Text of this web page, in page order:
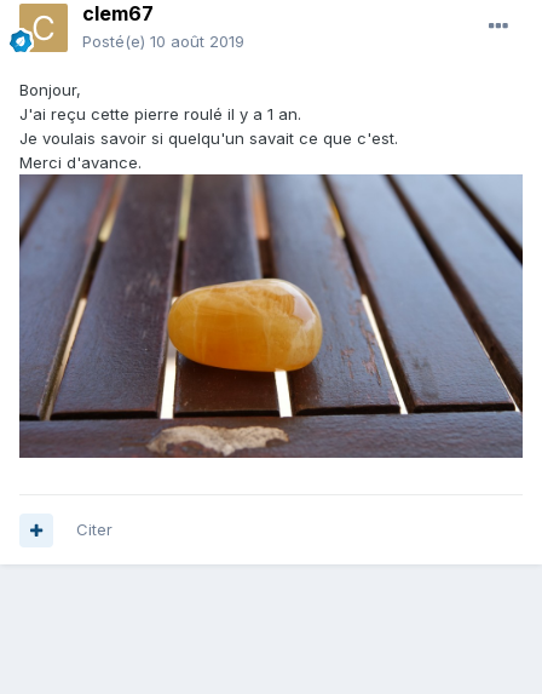
clem67
Posté(e) 10 août 2019
Bonjour,
J'ai reçu cette pierre roulé il y a 1 an.
Je voulais savoir si quelqu'un savait ce que c'est.
Merci d'avance.
Citer